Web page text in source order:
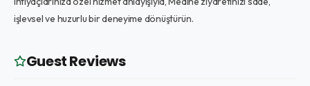
işlevsel ve huzurlu bir deneyime dönüştürün.
Guest Reviews